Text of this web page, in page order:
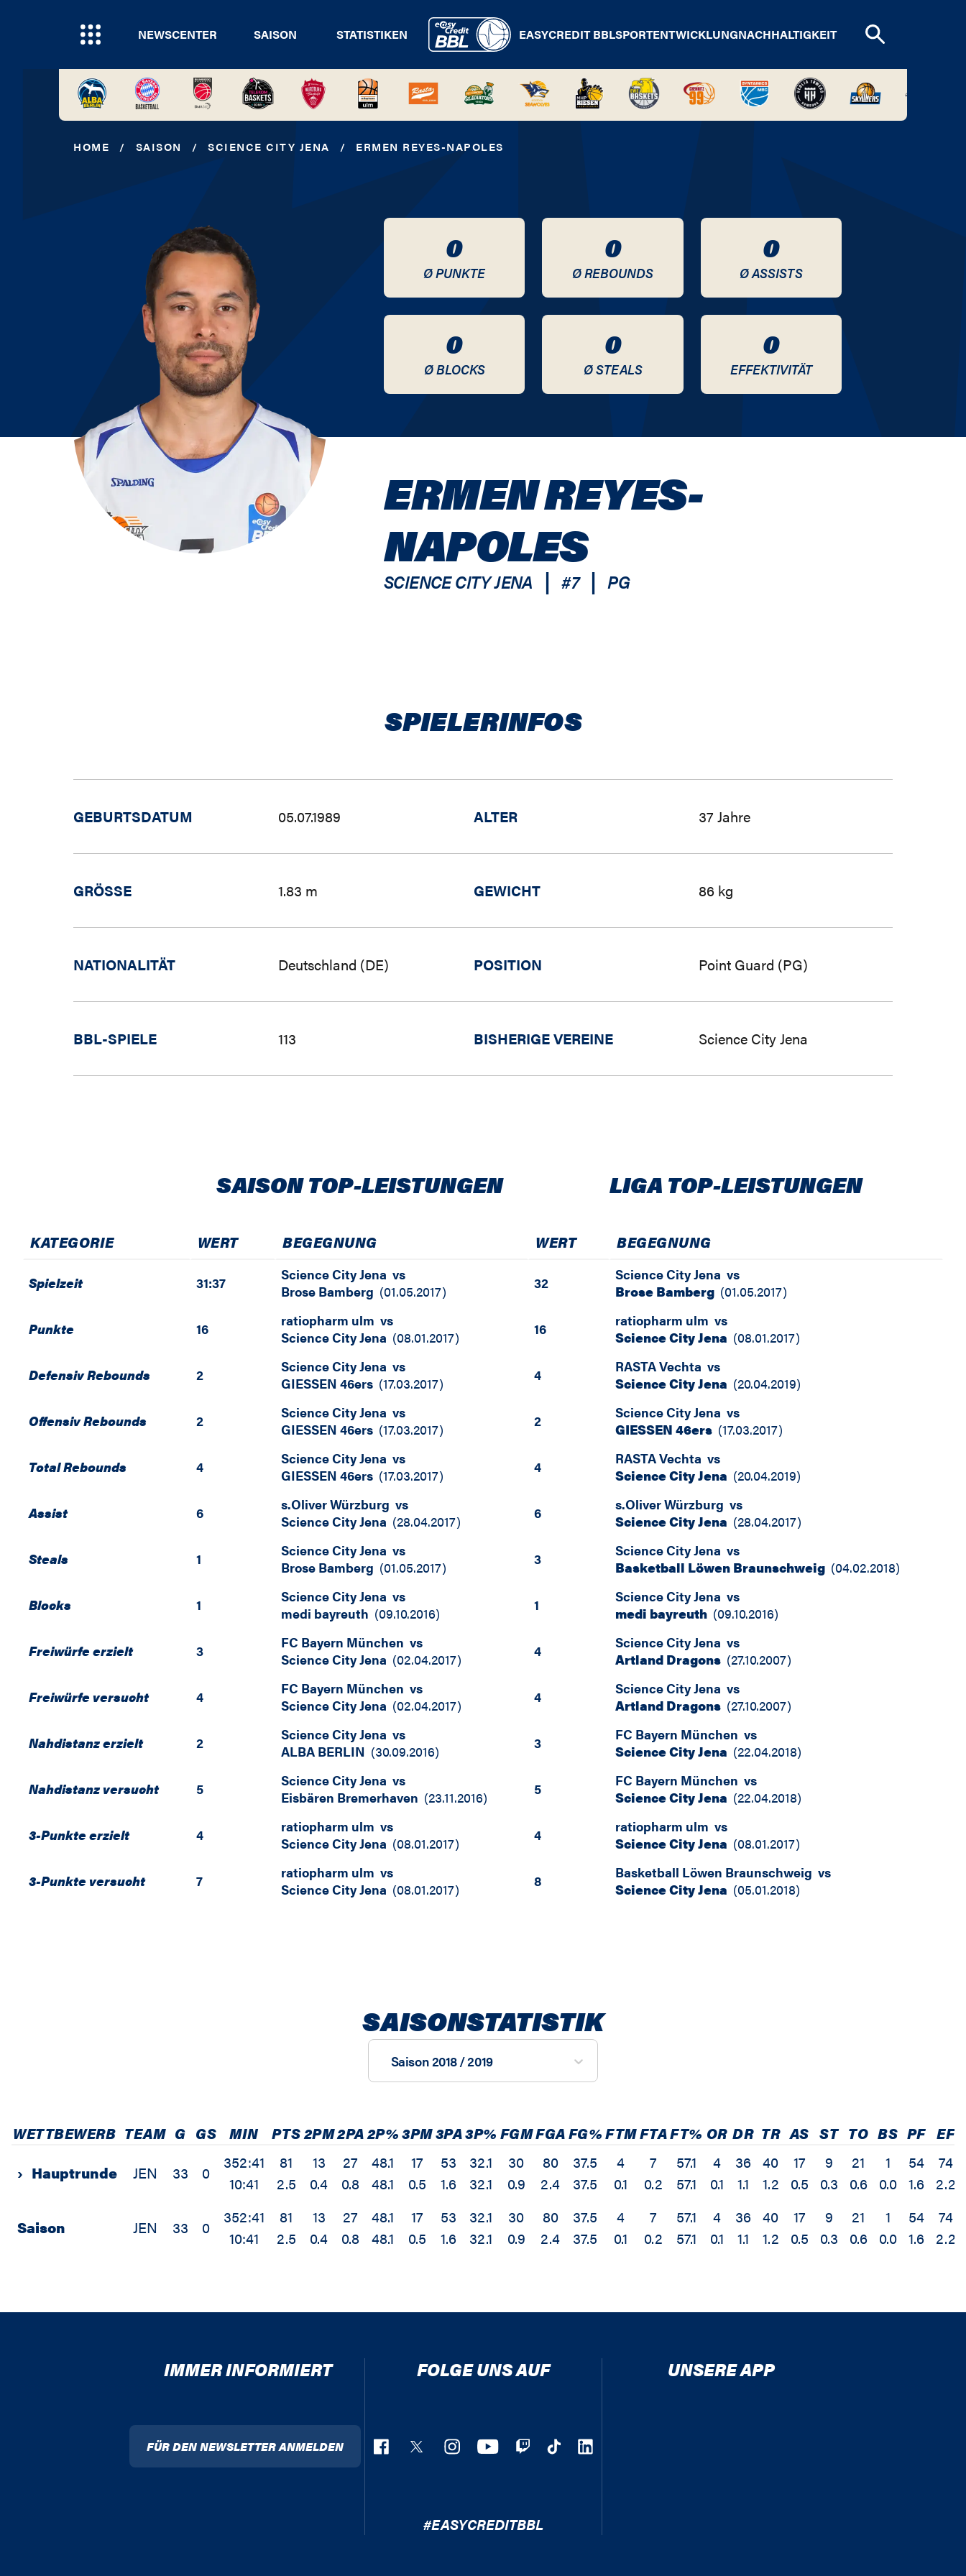
NEWSCENTER SAISON STATISTIKEN EASYCREDIT BBLSPORTENTWICKLUNGNACHHALTIGKEIT
HOME / SAISON / SCIENCE CITY JENA / ERMEN REYES-NAPOLES
0
Ø PUNKTE
0
Ø REBOUNDS
0
Ø ASSISTS
0
Ø BLOCKS
0
Ø STEALS
0
EFFEKTIVITÄT
ERMEN REYES-
NAPOLES
SCIENCE CITY JENA | #7 | PG
SPIELERINFOS
GEBURTSDATUM 05.07.1989 ALTER 37 Jahre
GRÖSSE 1.83 m GEWICHT 86 kg
NATIONALITÄT Deutschland (DE) POSITION Point Guard (PG)
BBL-SPIELE 113 BISHERIGE VEREINE Science City Jena
SAISON TOP-LEISTUNGEN LIGA TOP-LEISTUNGEN
KATEGORIE WERT BEGEGNUNG WERT BEGEGNUNG
Spielzeit 31:37 Science City Jena vs
Brose Bamberg (01.05.2017) 32 Science City Jena vs
Brose Bamberg (01.05.2017)
Punkte 16 ratiopharm ulm vs
Science City Jena (08.01.2017) 16 ratiopharm ulm vs
Science City Jena (08.01.2017)
Defensiv Rebounds 2 Science City Jena vs
GIESSEN 46ers (17.03.2017) 4 RASTA Vechta vs
Science City Jena (20.04.2019)
Offensiv Rebounds 2 Science City Jena vs
GIESSEN 46ers (17.03.2017) 2 Science City Jena vs
GIESSEN 46ers (17.03.2017)
Total Rebounds 4 Science City Jena vs
GIESSEN 46ers (17.03.2017) 4 RASTA Vechta vs
Science City Jena (20.04.2019)
Assist 6 s.Oliver Würzburg vs
Science City Jena (28.04.2017) 6 s.Oliver Würzburg vs
Science City Jena (28.04.2017)
Steals 1 Science City Jena vs
Brose Bamberg (01.05.2017) 3 Science City Jena vs
Basketball Löwen Braunschweig (04.02.2018)
Blocks 1 Science City Jena vs
medi bayreuth (09.10.2016) 1 Science City Jena vs
medi bayreuth (09.10.2016)
Freiwürfe erzielt 3 FC Bayern München vs
Science City Jena (02.04.2017) 4 Science City Jena vs
Artland Dragons (27.10.2007)
Freiwürfe versucht 4 FC Bayern München vs
Science City Jena (02.04.2017) 4 Science City Jena vs
Artland Dragons (27.10.2007)
Nahdistanz erzielt 2 Science City Jena vs
ALBA BERLIN (30.09.2016) 3 FC Bayern München vs
Science City Jena (22.04.2018)
Nahdistanz versucht 5 Science City Jena vs
Eisbären Bremerhaven (23.11.2016) 5 FC Bayern München vs
Science City Jena (22.04.2018)
3-Punkte erzielt 4 ratiopharm ulm vs
Science City Jena (08.01.2017) 4 ratiopharm ulm vs
Science City Jena (08.01.2017)
3-Punkte versucht 7 ratiopharm ulm vs
Science City Jena (08.01.2017) 8 Basketball Löwen Braunschweig vs
Science City Jena (05.01.2018)
SAISONSTATISTIK
Saison 2018 / 2019
WETTBEWERB TEAM G GS MIN PTS2PM2PA2P%3PM3PA3P% FGMFGAFG%FTMFTAFT% OR DR TR AS ST TO BS PF EF
› Hauptrunde JEN 33 0
352:41
10:41
81
2.5
13
0.4
27
0.8
48.1
48.1
17
0.5
53
1.6
32.1
32.1
30
0.9
80
2.4
37.5
37.5
4
0.1
7
0.2
57.1
57.1
4
0.1
36
1.1
40
1.2
17
0.5
9
0.3
21
0.6
1
0.0
54
1.6
74
2.2
Saison JEN 33 0
352:41
10:41
81
2.5
13
0.4
27
0.8
48.1
48.1
17
0.5
53
1.6
32.1
32.1
30
0.9
80
2.4
37.5
37.5
4
0.1
7
0.2
57.1
57.1
4
0.1
36
1.1
40
1.2
17
0.5
9
0.3
21
0.6
1
0.0
54
1.6
74
2.2
IMMER INFORMIERT
FÜR DEN NEWSLETTER ANMELDEN
FOLGE UNS AUF
#EASYCREDITBBL
UNSERE APP